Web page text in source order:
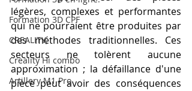
Formation 3D CPF
CREALITY,
Creality Hi combo
Artillery M1 Pro
légères, complexes et performantes
qui ne pourraient être produites par
des méthodes traditionnelles. Ces
secteurs ne tolèrent aucune
approximation ; la défaillance d'une
pièce peut avoir des conséquences